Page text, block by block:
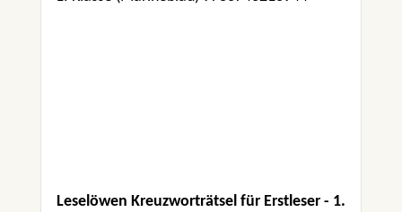
Leselöwen Kreuzworträtsel für Erstleser - 1.